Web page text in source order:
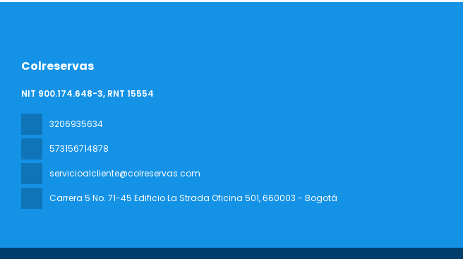
Colreservas
NIT 900.174.648-3, RNT 15554
3206935634
573156714878
servicioalcliente@colreservas.com
Carrera 5 No. 71-45 Edificio La Strada Oficina 501, 660003 - Bogotá